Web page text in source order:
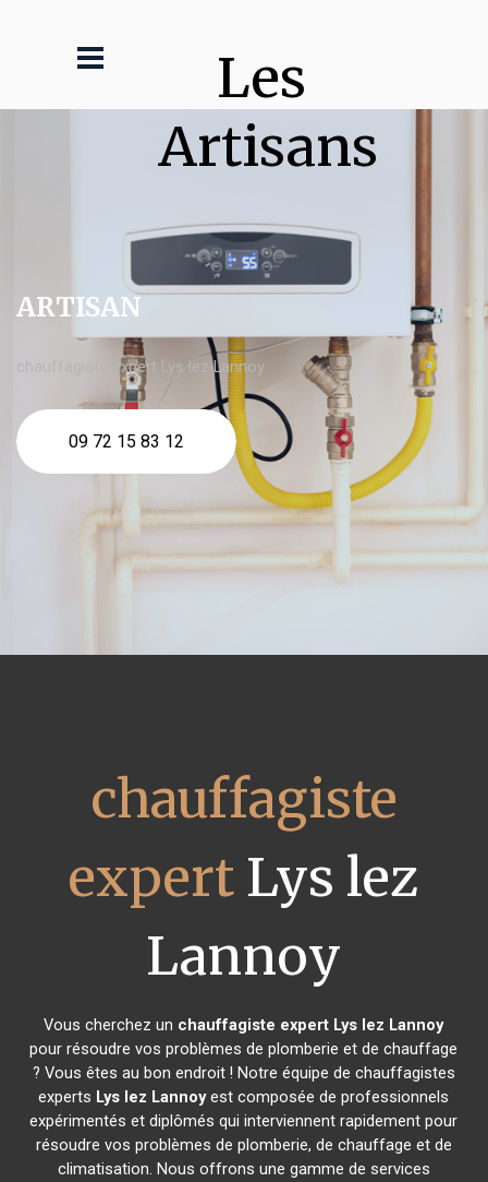
Les
Artisans
ARTISAN
chauffagiste expert Lys lez Lannoy
09 72 15 83 12
chauffagiste
expert Lys lez
Lannoy
Vous cherchez un chauffagiste expert Lys lez Lannoy
pour résoudre vos problèmes de plomberie et de chauffage
? Vous êtes au bon endroit ! Notre équipe de chauffagistes
experts Lys lez Lannoyest composée de professionnels
expérimentés et diplômés qui interviennent rapidement pour
résoudre vos problèmes de plomberie, de chauffage et de
climatisation. Nous offrons une gamme de services